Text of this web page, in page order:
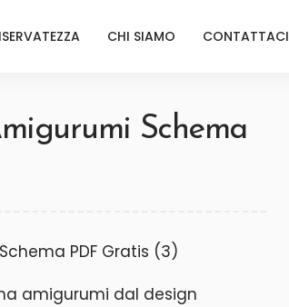
CHI SIAMO CONTATTACI
Schema
amigurumi dal design